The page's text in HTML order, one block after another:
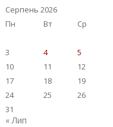
Серпень 2026
Пн
Вт Ср
3
4 5
10
11 12
17
18 19
24
25 26
31
« Лип